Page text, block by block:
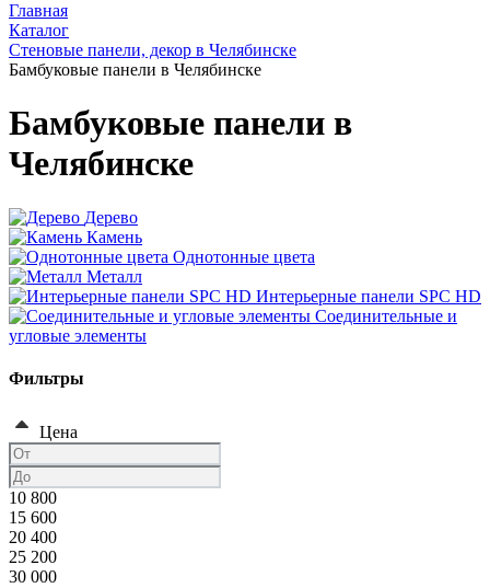
Главная
Каталог
Стеновые панели, декор в Челябинске
Бамбуковые панели в Челябинске
Бамбуковые панели в
Челябинске
Дерево
Камень
Однотонные цвета
Металл
Интерьерные панели SPC HD
Соединительные и
угловые элементы
Фильтры
Цена
10 800
15 600
20 400
25 200
30 000